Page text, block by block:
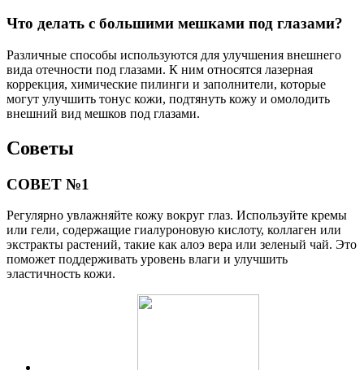
Что делать с большими мешками под глазами?
Различные способы используются для улучшения внешнего
вида отечности под глазами. К ним относятся лазерная
коррекция, химические пилинги и заполнители, которые
могут улучшить тонус кожи, подтянуть кожу и омолодить
внешний вид мешков под глазами.
Советы
СОВЕТ №1
Регулярно увлажняйте кожу вокруг глаз. Используйте кремы
или гели, содержащие гиалуроновую кислоту, коллаген или
экстракты растений, такие как алоэ вера или зеленый чай. Это
поможет поддерживать уровень влаги и улучшить
эластичность кожи.